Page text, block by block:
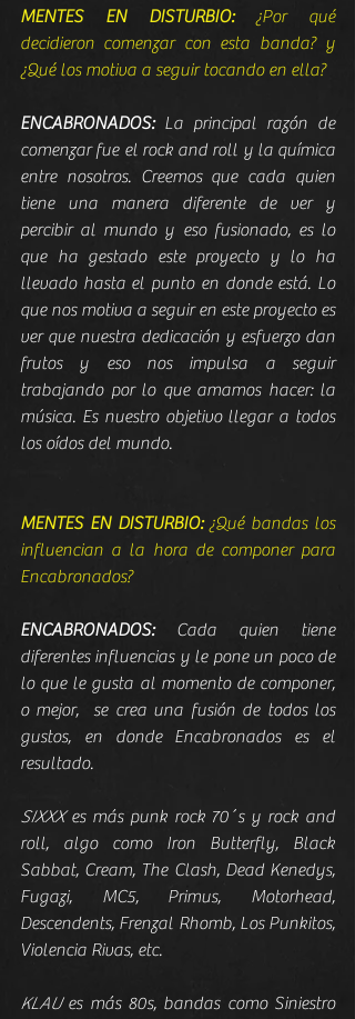
MENTES EN DISTURBIO: ¿Por qué
decidieron comenzar con esta banda? y
¿Qué los motiva a seguir tocando en ella?
ENCABRONADOS: La principal razón de
comenzar fue el rock and roll y la química
entre nosotros. Creemos que cada quien
tiene una manera diferente de ver y
percibir al mundo y eso fusionado, es lo
que ha gestado este proyecto y lo ha
llevado hasta el punto en donde está. Lo
que nos motiva a seguir en este proyecto es
ver que nuestra dedicación y esfuerzo dan
frutos y eso nos impulsa a seguir
trabajando por lo que amamos hacer: la
música. Es nuestro objetivo llegar a todos
los oídos del mundo.
MENTES EN DISTURBIO: ¿Qué bandas los
influencian a la hora de componer para
Encabronados?
ENCABRONADOS: Cada quien tiene
diferentes influencias y le pone un poco de
lo que le gusta al momento de componer,
o mejor,  se crea una fusión de todos los
gustos, en donde Encabronados es el
resultado.
SIXXX es más punk rock 70´s y rock and
roll, algo como Iron Butterfly, Black
Sabbat, Cream, The Clash, Dead Kenedys,
Fugazi, MC5, Primus, Motorhead,
Descendents, Frenzal Rhomb, Los Punkitos,
Violencia Rivas, etc.
KLAU es más 80s, bandas como Siniestro